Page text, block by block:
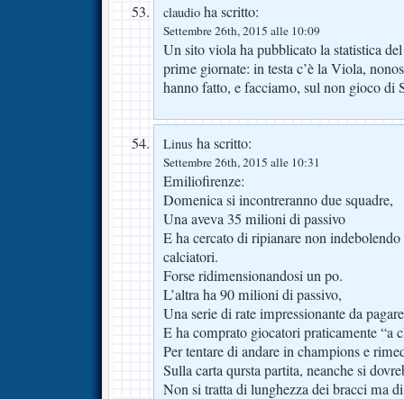
claudio ha scritto:
Settembre 26th, 2015 alle 10:09
Un sito viola ha pubblicato la statistica
prime giornate: in testa c’è la Viola,
hanno fatto, e facciamo, sul non gioco di
Linus ha scritto:
Settembre 26th, 2015 alle 10:31
Emiliofirenze:
Domenica si incontreranno due squadre,
Una aveva 35 milioni di passivo
E ha cercato di ripianare non
calciatori.
Forse ridimensionandosi un po.
L’altra ha 90 milioni di passivo,
Una serie di rate impressionante da
E ha comprato giocatori praticamente “a
Per tentare di andare in champions e
Sulla carta qursta partita, neanche si
Non si tratta di lunghezza dei bracci ma